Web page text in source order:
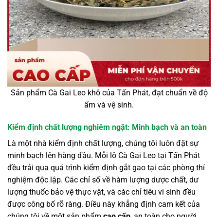
Sản phẩm Cà Gai Leo khô của Tấn Phát, đạt chuẩn về độ
ẩm và vệ sinh.
Kiểm định chất lượng nghiêm ngặt: Minh bạch và an toàn
Là một nhà kiểm định chất lượng, chúng tôi luôn đặt sự
minh bạch lên hàng đầu. Mỗi lô Cà Gai Leo tại Tấn Phát
đều trải qua quá trình kiểm định gắt gao tại các phòng thí
nghiệm độc lập. Các chỉ số về hàm lượng dược chất, dư
lượng thuốc bảo vệ thực vật, và các chỉ tiêu vi sinh đều
được công bố rõ ràng. Điều này khẳng định cam kết của